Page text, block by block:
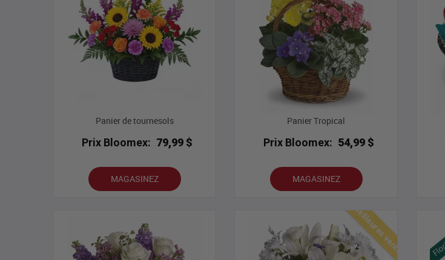
Panier de tournesols
Prix Bloomex: 79,99 $
MAGASINEZ
Panier Tropical
Prix Bloomex: 54,99 $
MAGASINEZ
Meilleures ventes